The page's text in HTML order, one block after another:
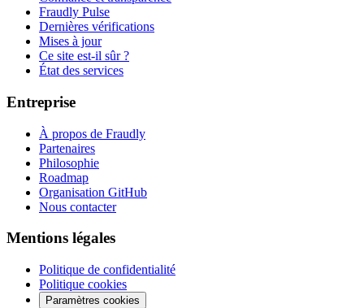
Fraudly Pulse
Dernières vérifications
Mises à jour
Ce site est-il sûr ?
État des services
Entreprise
À propos de Fraudly
Partenaires
Philosophie
Roadmap
Organisation GitHub
Nous contacter
Mentions légales
Politique de confidentialité
Politique cookies
Paramètres cookies